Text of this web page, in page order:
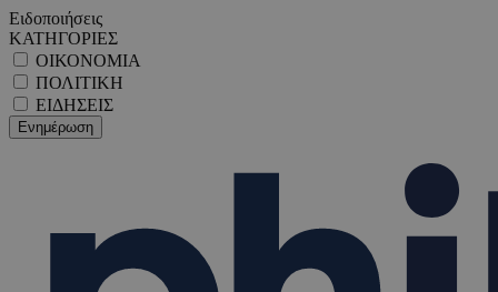
Ειδοποιήσεις
ΚΑΤΗΓΟΡΙΕΣ
ΟΙΚΟΝΟΜΙΑ
ΠΟΛΙΤΙΚΗ
ΕΙΔΗΣΕΙΣ